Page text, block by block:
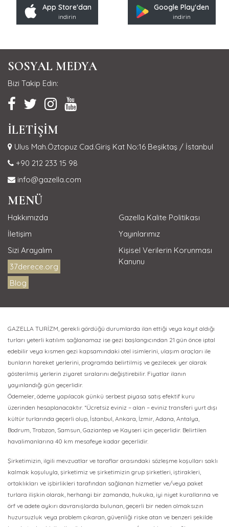
App Store'dan
indirin
Google Play'den
indirin
SOSYAL MEDYA
Bizi Takip Edin:
İLETİŞİM
Ulus Mah.Öztopuz Cad.Giriş Kat No:16 Beşiktaş / İstanbul
+90 212 233 15 98
info@gazella.com
MENÜ
Hakkımızda
İletişim
Sizi Arayalım
37derece.org
Blog
Gazella Kalite Politikası
Yayınlarımız
Kişisel Verilerin Korunması
Kanunu
GAZELLA TURİZM, gerekli gördüğü durumlarda ilan ettiği veya kayıt aldığı
turları yeterli katılım sağlanamaz ise gezi başlangıcından 21 gün önce iptal
edebilir veya kısmen gezi kapsamındaki otel isimlerini, ulaşım araçları ile
bunların hareket yerlerini, programda belirtilmiş ve gezilecek yer olarak
gösterilmiş yerlerin ziyaret sıralarını değiştirebilir. Fiyatlar ilanın
yayınlandığı gün geçerlidir.
Ödemeler, ödeme yapılacak günkü serbest piyasa satış efektif kuru
üzerinden hesaplanacaktır. *Ücretsiz eviniz – alan – eviniz transferi yurt dışı
kültür turlarında geçerli olup, İstanbul, Ankara, İzmir, Adana, Antalya,
Bodrum, Trabzon, Samsun, Gaziantep ve Kayseri için geçerlidir. Belirtilen
havalimanlarına 40 km mesafeye kadar geçerlidir.
Şirketimizin, ilgili mevzuatlar ve taraflar arasındaki sözleşme koşulları saklı
kalmak koşuluyla, şirketimiz ve şirketimizin grup şirketleri, iştirakleri,
ortaklıkları ve işbirlikleri tarafından sağlanan hizmetler ve/veya paket
turlara ilişkin olarak, herhangi bir zamanda, hukuka, iyi niyet kurallarına ve
örf ve adete aykırı davranışlarda bulunan, geçerli bir neden olmaksızın
huzursuzluk veya problem çıkaran, güvenliği riske atan ve benzeri şekilde